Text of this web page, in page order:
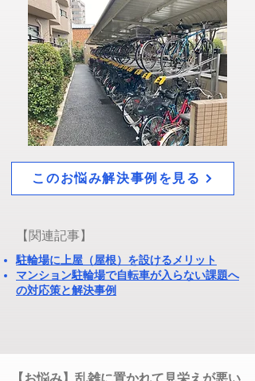
このお悩み解決事例を見る
​【関連記事】
​駐輪場に上屋（屋根）を設けるメリット
マンション駐輪場で自転車が入らない課題へ
の対応策と解決事例
【お悩み】乱雑に置かれて見栄えが悪い